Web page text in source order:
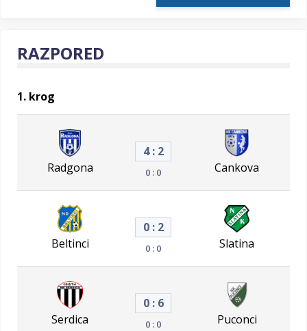
RAZPORED
1. krog
Radgona
4 : 2
0 : 0 Cankova
Beltinci
0 : 2
0 : 0 Slatina
Serdica
0 : 6
0 : 0 Puconci